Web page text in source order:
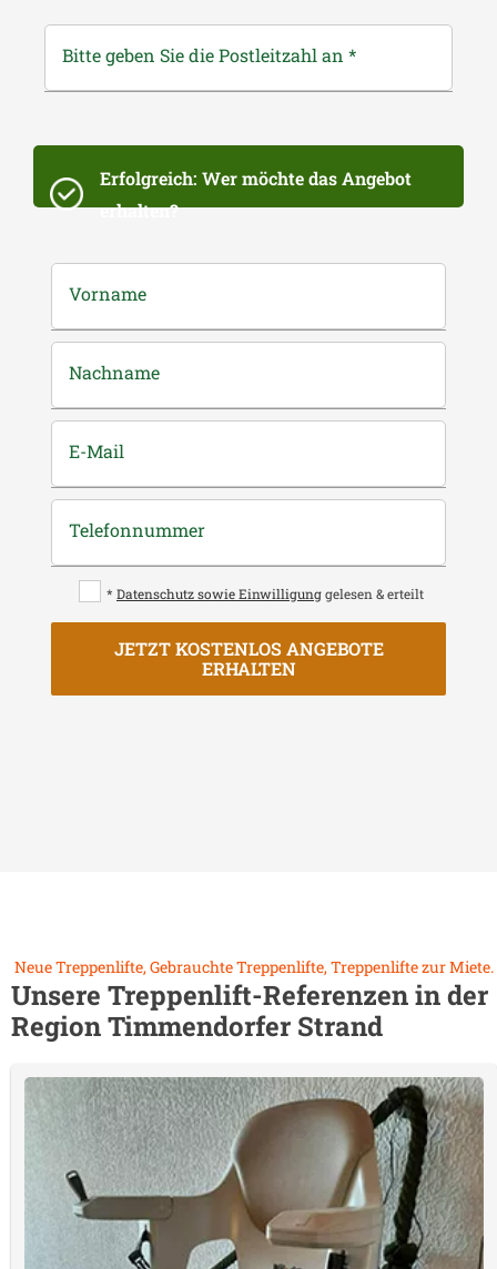
Bitte geben Sie die Postleitzahl an *
Erfolgreich: Wer möchte das Angebot
erhalten?
Vorname
Nachname
E-Mail
Telefonnummer
* Datenschutz sowie Einwilligung gelesen & erteilt
JETZT KOSTENLOS ANGEBOTE
ERHALTEN
Neue Treppenlifte, Gebrauchte Treppenlifte, Treppenlifte zur Miete.
Unsere Treppenlift-Referenzen in der
RegionTimmendorfer Strand